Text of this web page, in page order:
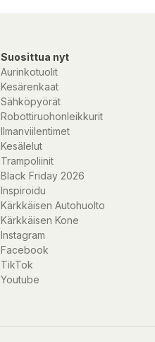
Suosittua nyt
Aurinkotuolit
Kesärenkaat
Sähköpyörät
Robottiruohonleikkurit
Ilmanviilentimet
Kesälelut
Trampoliinit
Black Friday 2026
Inspiroidu
Kärkkäisen Autohuolto
Kärkkäisen Kone
Instagram
Facebook
TikTok
Youtube